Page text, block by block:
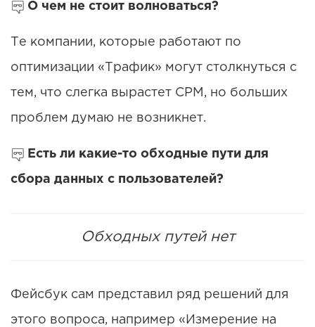
О чем не стоит волноваться?
Те компании, которые работают по
оптимизации «Трафик» могут столкнуться с
тем, что слегка вырастет СРМ, но больших
проблем думаю не возникнет.
Есть ли какие-то обходные пути для
сбора данных с пользователей?
Обходных путей нет
Фейсбук сам представил ряд решений для
этого вопроса, например «Измерение на